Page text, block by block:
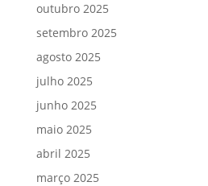
outubro 2025
setembro 2025
agosto 2025
julho 2025
junho 2025
maio 2025
abril 2025
março 2025